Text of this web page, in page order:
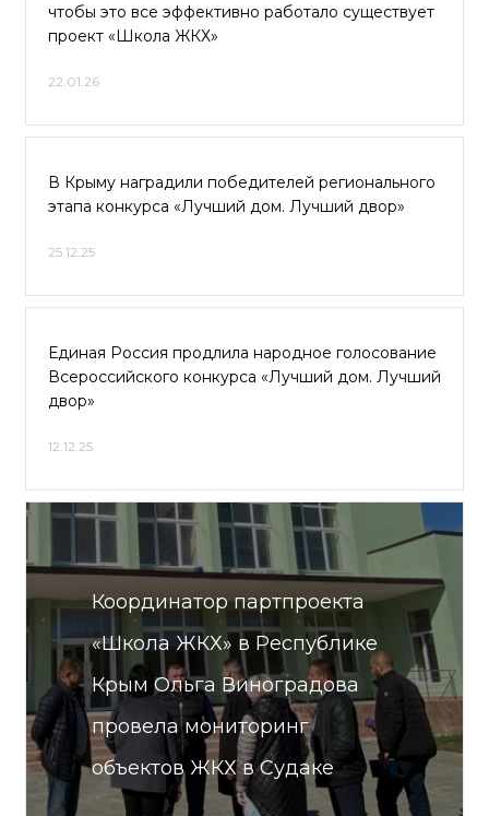
чтобы это все эффективно работало существует
проект «Школа ЖКХ»
22.01.26
В Крыму наградили победителей регионального
этапа конкурса «Лучший дом. Лучший двор»
25.12.25
Единая Россия продлила народное голосование
Всероссийского конкурса «Лучший дом. Лучший
двор»
12.12.25
Координатор партпроекта
«Школа ЖКХ» в Республике
Крым Ольга Виноградова
провела мониторинг
объектов ЖКХ в Судаке